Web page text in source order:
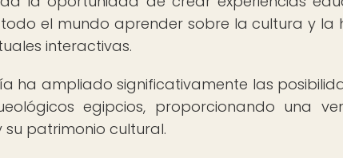
el mundo aprender sobre la cultura y la
interactivas.
ha ampliado significativamente las
egipcios, proporcionando una
patrimonio cultural.